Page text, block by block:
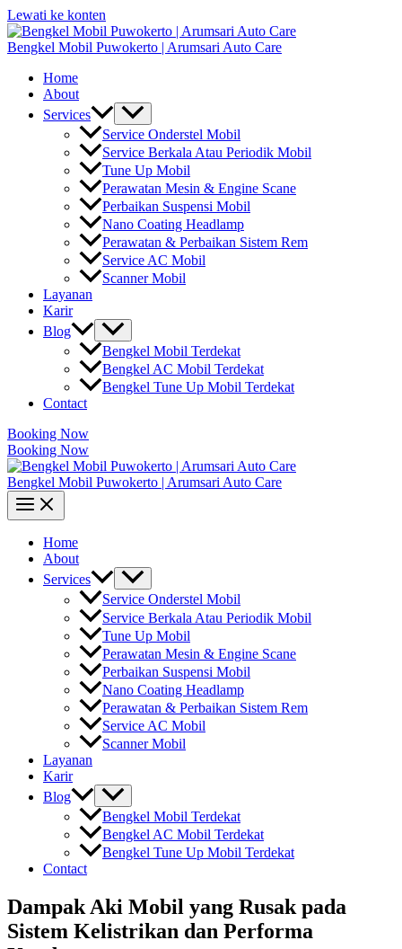
Lewati ke konten
Bengkel Mobil Puwokerto | Arumsari Auto Care
Home
About
Services
Service Onderstel Mobil
Service Berkala Atau Periodik Mobil
Tune Up Mobil
Perawatan Mesin & Engine Scane
Perbaikan Suspensi Mobil
Nano Coating Headlamp
Perawatan & Perbaikan Sistem Rem
Service AC Mobil
Scanner Mobil
Layanan
Karir
Blog
Bengkel Mobil Terdekat
Bengkel AC Mobil Terdekat
Bengkel Tune Up Mobil Terdekat
Contact
Booking Now
Booking Now
Bengkel Mobil Puwokerto | Arumsari Auto Care
Home
About
Services
Service Onderstel Mobil
Service Berkala Atau Periodik Mobil
Tune Up Mobil
Perawatan Mesin & Engine Scane
Perbaikan Suspensi Mobil
Nano Coating Headlamp
Perawatan & Perbaikan Sistem Rem
Service AC Mobil
Scanner Mobil
Layanan
Karir
Blog
Bengkel Mobil Terdekat
Bengkel AC Mobil Terdekat
Bengkel Tune Up Mobil Terdekat
Contact
Dampak Aki Mobil yang Rusak pada
Sistem Kelistrikan dan Performa